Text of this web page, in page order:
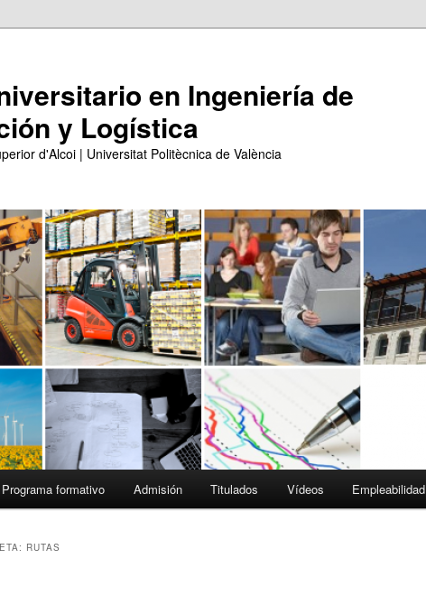
en Ingeniería de
y Logística
d'Alcoi | Universitat Politècnica de València
Programa formativo Admisión Titulados Vídeos Empleabilidad
RUTAS